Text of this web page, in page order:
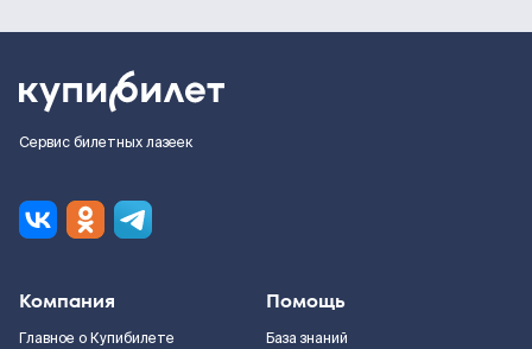
Сервис билетных лазеек
Компания
Главное о Купибилете
Помощь
База знаний